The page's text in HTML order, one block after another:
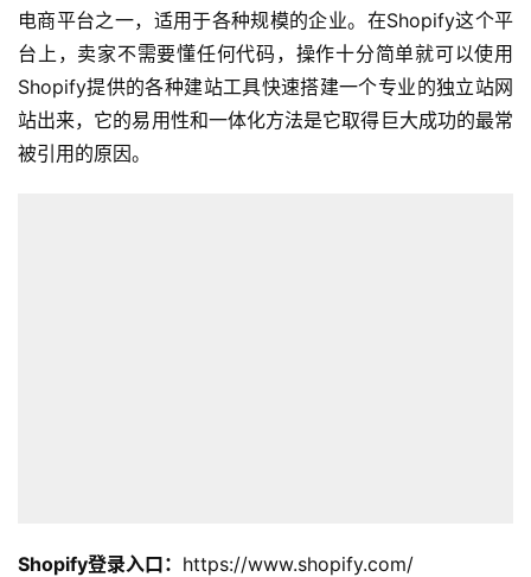
电商平台之一，适用于各种规模的企业。在Shopify这个平
台上，卖家不需要懂任何代码，操作十分简单就可以使用
Shopify提供的各种建站工具快速搭建一个专业的独立站网
站出来，它的易用性和一体化方法是它取得巨大成功的最常
被引用的原因。
Shopify登录入口： https://www.shopify.com/